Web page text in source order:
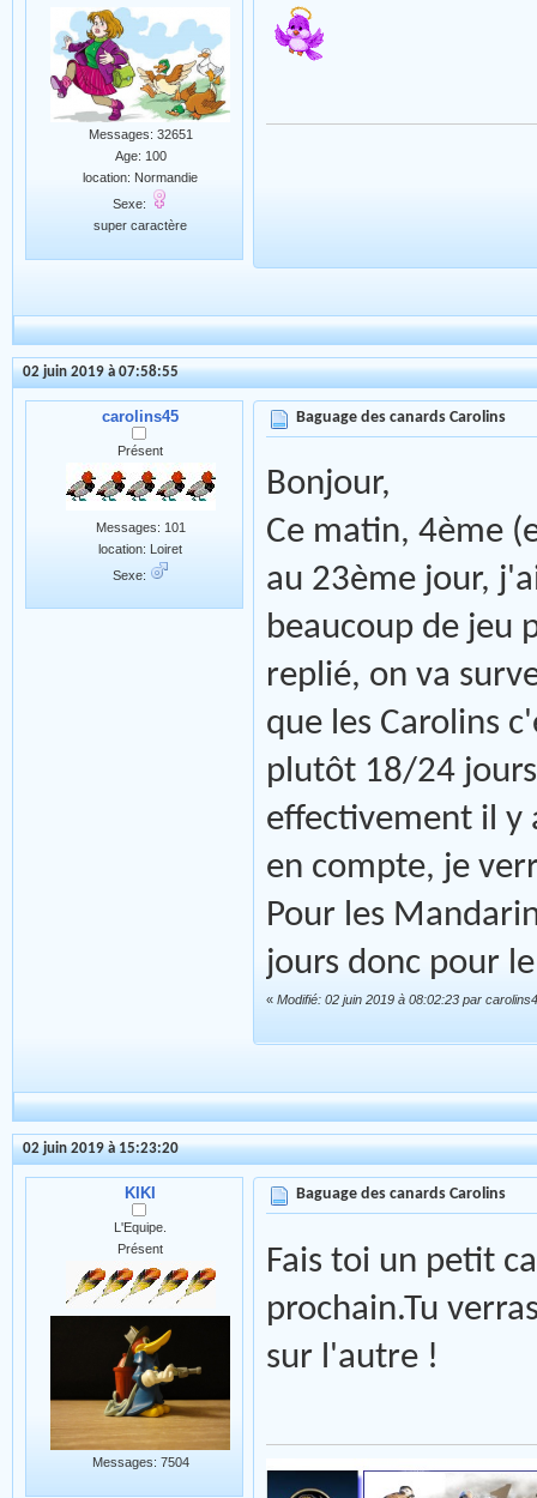
Messages: 32651
Age: 100
location: Normandie
Sexe:
super caractère
02 juin 2019 à 07:58:55
carolins45
Présent
Messages: 101
location: Loiret
Sexe:
Baguage des canards Carolins
Bonjour,
Ce matin, 4ème
au 23ème jour,
beaucoup de jeu
replié, on va
que les Carolins
plutôt 18/24
effectivement il y
en compte, je
Pour les
jours donc pour
« Modifié: 02 juin 2019 à 08:02:23 par
02 juin 2019 à 15:23:20
KIKI
L'Equipe.
Présent
Messages: 7504
Baguage des canards Carolins
Fais toi un petit
prochain.Tu
sur l'autre !